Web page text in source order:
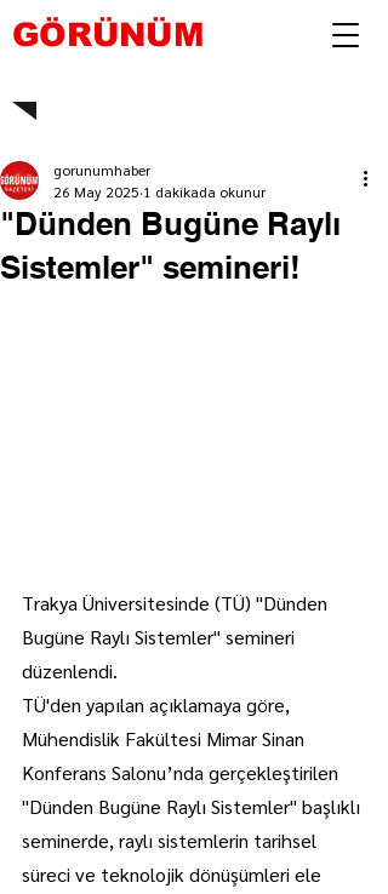
GÖRÜNÜM
"Dünden Bugüne Raylı
Sistemler" semineri!
gorunumhaber
26 May 2025 1 dakikada okunur
Trakya Üniversitesinde (TÜ) "Dünden
Bugüne Raylı Sistemler" semineri
düzenlendi.
TÜ'den yapılan açıklamaya göre,
Mühendislik Fakültesi Mimar Sinan
Konferans Salonu’nda gerçekleştirilen
"Dünden Bugüne Raylı Sistemler" başlıklı
seminerde, raylı sistemlerin tarihsel
süreci ve teknolojik dönüşümleri ele